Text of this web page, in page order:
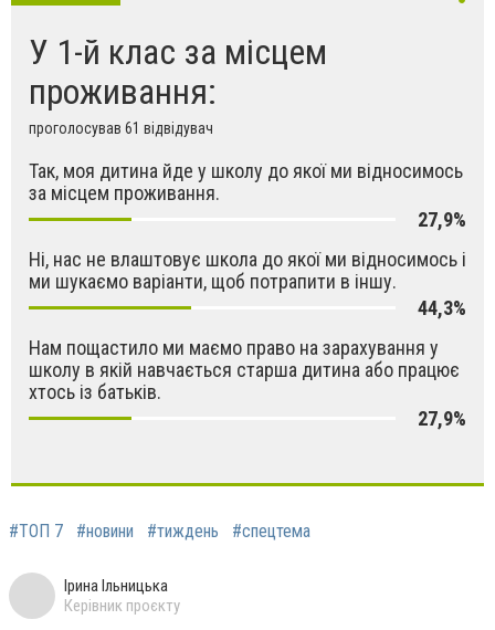
У 1-й клас за місцем
проживання:
проголосував 61 відвідувач
Так, моя дитина йде у школу до якої ми відносимось
за місцем проживання.
27,9%
Ні, нас не влаштовує школа до якої ми відносимось і
ми шукаємо варіанти, щоб потрапити в іншу.
44,3%
Нам пощастило ми маємо право на зарахування у
школу в якій навчається старша дитина або працює
хтось із батьків.
27,9%
#ТОП 7 #новини #тиждень #спецтема
Ірина Ільницька
Керівник проєкту